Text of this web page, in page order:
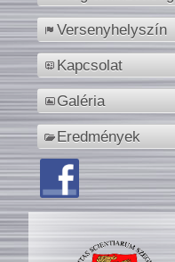
Versenyhelyszín
Kapcsolat
Galéria
Eredmények